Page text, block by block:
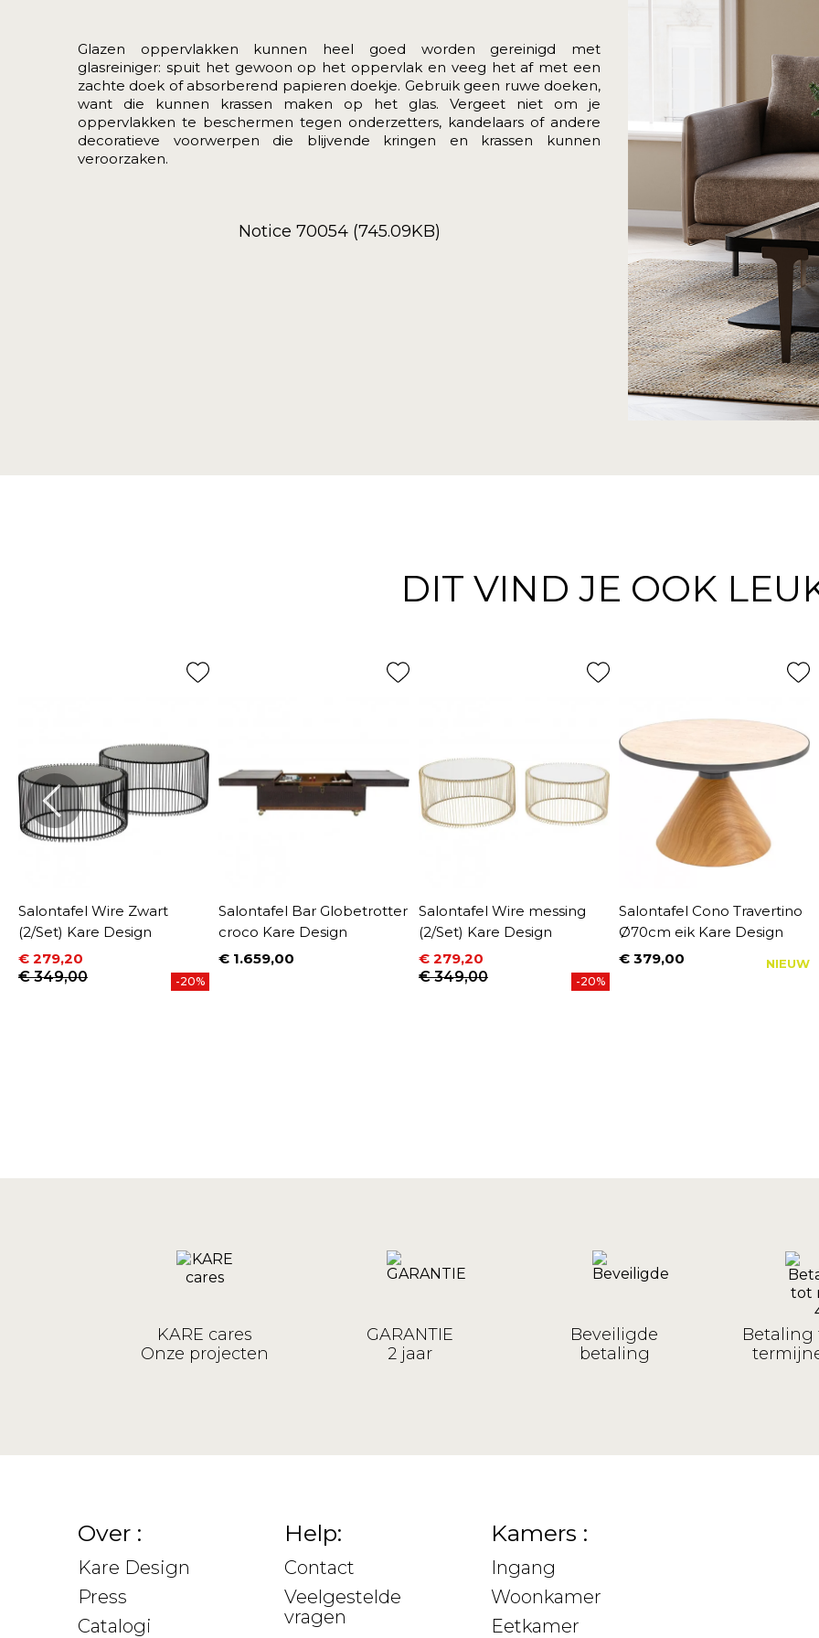
Glazen oppervlakken kunnen heel goed worden gereinigd met
glasreiniger: spuit het gewoon op het oppervlak en veeg het af met een
zachte doek of absorberend papieren doekje. Gebruik geen ruwe doeken,
want die kunnen krassen maken op het glas. Vergeet niet om je
oppervlakken te beschermen tegen onderzetters, kandelaars of andere
decoratieve voorwerpen die blijvende kringen en krassen kunnen
veroorzaken.
Notice 70054 (745.09KB)
DIT VIND JE OOK
Salontafel Wire Zwart
(2/Set) Kare Design
Prijs
€ 279,20
Normale prijs
€ 349,00 -20%
Salontafel Bar Globetrotter
croco Kare Design
Prijs
€ 1.659,00
Salontafel Wire messing
(2/Set) Kare Design
Prijs
€ 279,20
Normale prijs
€ 349,00 -20%
Salontafel Cono Travertino
Ø70cm eik Kare Design
Prijs
€ 379,00 NIEUW
KARE cares
Onze projecten
GARANTIE
2 jaar
Beveiligde
betaling
Betaling
Over :
Kare Design
Press
Catalogi
Help:
Contact
Veelgestelde
vragen
Kamers :
Ingang
Woonkamer
Eetkamer